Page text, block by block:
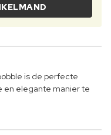
is de perfecte
en elegante manier te